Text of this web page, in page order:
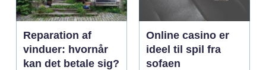
Reparation af
vinduer: hvornår
kan det betale sig?
Online casino er
ideel til spil fra
sofaen